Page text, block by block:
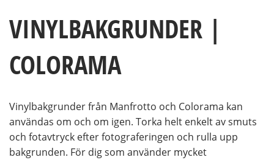
VINYLBAKGRUNDER |
COLORAMA
Vinylbakgrunder från Manfrotto och Colorama kan
användas om och om igen. Torka helt enkelt av smuts
och fotavtryck efter fotograferingen och rulla upp
bakgrunden. För dig som använder mycket